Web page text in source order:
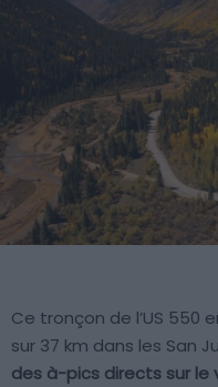
Ce tronçon de l’US 550
sur 37 km dans les San
des à-pics directs sur le